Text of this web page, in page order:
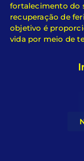
fortalecimento do
recuperação de
objetivo é
vida por meio de